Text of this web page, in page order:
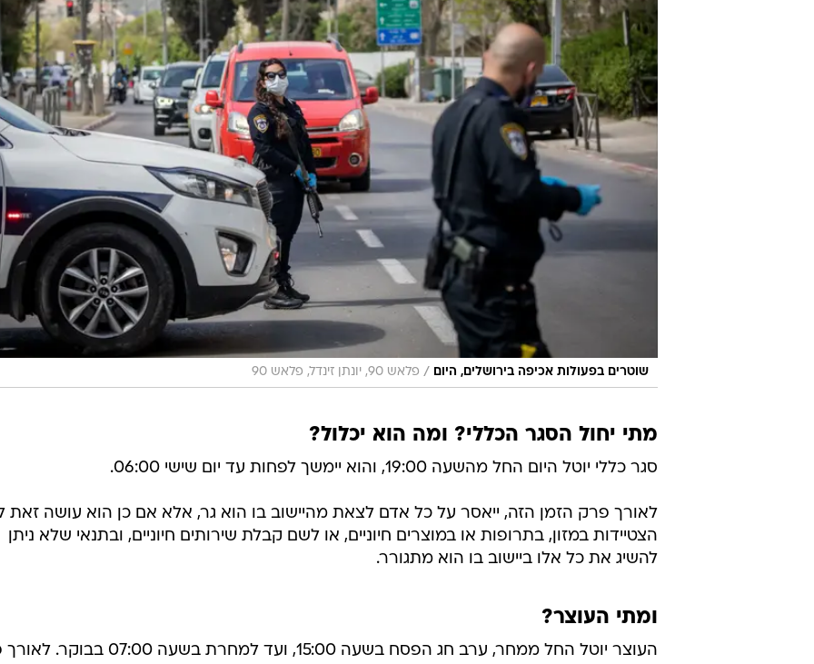
שוטרים בפעולות אכיפה בירושלים, היום / פלאש 90, יונתן זינדל, פלאש 90
מתי יחול הסגר הכללי? ומה הוא יכלול?
סגר כללי יוטל היום החל מהשעה 19:00, והוא יימשך לפחות עד יום שישי 06:00.
לאורך פרק הזמן הזה, ייאסר על כל אדם לצאת מהיישוב בו הוא גר, אלא אם כן הוא עושה זאת
הצטיידות במזון, בתרופות או במוצרים חיוניים, או לשם קבלת שירותים חיוניים, ובתנאי שלא ניתן
להשיג את כל אלו ביישוב בו הוא מתגורר.
ומתי העוצר?
העוצר יוטל החל ממחר, ערב חג הפסח בשעה 15:00, ועד למחרת בשעה